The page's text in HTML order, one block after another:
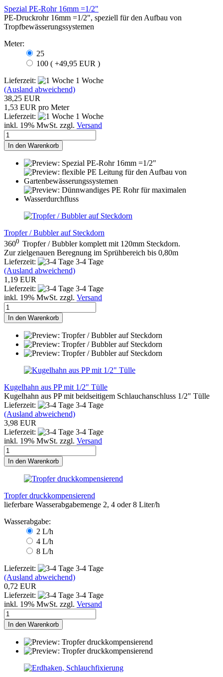
Spezial PE-Rohr 16mm =1/2"
PE-Druckrohr 16mm =1/2", speziell für den Aufbau von
Tropfbewässerungssystemen
Meter:
25
100 ( +49,95 EUR )
Lieferzeit:
1 Woche
(Ausland abweichend)
38,25 EUR
1,53 EUR pro Meter
Lieferzeit:
1 Woche
inkl. 19% MwSt. zzgl. Versand
In den Warenkorb
Tropfer / Bubbler auf Steckdorn
3600 Tropfer / Bubbler komplett mit 120mm Steckdorn.
Zur zielgenauen Beregnung im Sprühbereich bis 0,80m
Lieferzeit:
3-4 Tage
(Ausland abweichend)
1,19 EUR
Lieferzeit:
3-4 Tage
inkl. 19% MwSt. zzgl. Versand
In den Warenkorb
Kugelhahn aus PP mit 1/2" Tülle
Kugelhahn aus PP mit beidseitigem Schlauchanschluss 1/2" Tülle
Lieferzeit:
3-4 Tage
(Ausland abweichend)
3,98 EUR
Lieferzeit:
3-4 Tage
inkl. 19% MwSt. zzgl. Versand
In den Warenkorb
Tropfer druckkompensierend
lieferbare Wasserabgabemenge 2, 4 oder 8 Liter/h
Wasserabgabe:
2 L/h
4 L/h
8 L/h
Lieferzeit:
3-4 Tage
(Ausland abweichend)
0,72 EUR
Lieferzeit:
3-4 Tage
inkl. 19% MwSt. zzgl. Versand
In den Warenkorb